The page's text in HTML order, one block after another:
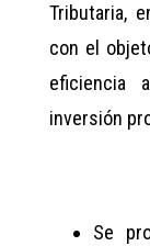
Tributaria,
con el
eficiencia
inversión
Se